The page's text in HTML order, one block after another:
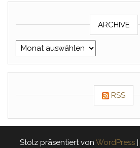
ARCHIVE
Archive
RSS
Stolz präsentiert von WordPress |